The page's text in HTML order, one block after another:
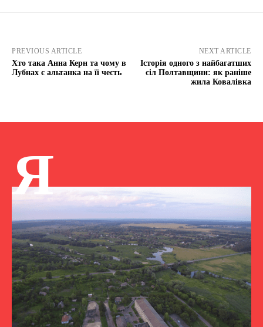
PREVIOUS ARTICLE
Хто така Анна Керн та чому в
Лубнах є альтанка на її честь
NEXT ARTICLE
Історія одного з найбагатших
сіл Полтавщини: як раніше
жила Ковалівка
Я